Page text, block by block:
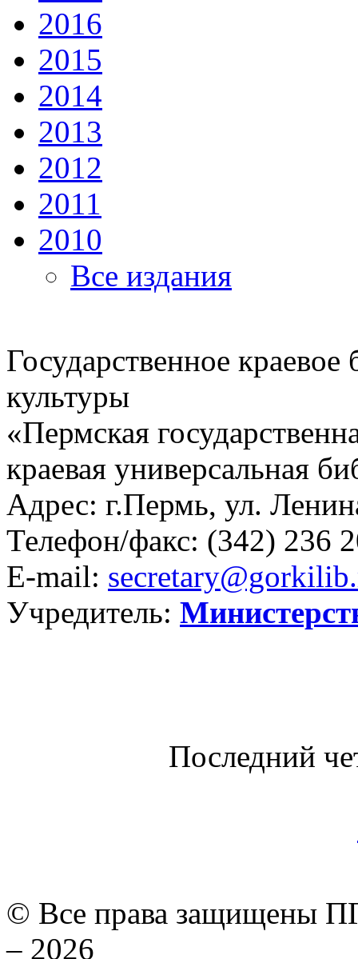
2016
2015
2014
2013
2012
2011
2010
Все издания
Государственное
культуры
«Пермская
краевая универсальная
Адрес: г.Пермь, ул.
Телефон/факс: (342) 236
E-mail:
Учредитель:
Последний
© Все права защищены
– 2026